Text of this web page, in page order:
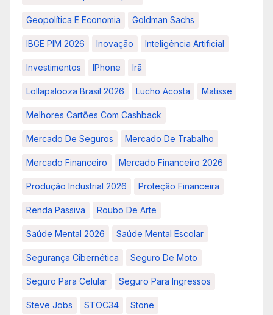
Geopolítica E Economia Goldman Sachs
IBGE PIM 2026 Inovação Inteligência Artificial
Investimentos IPhone Irã
Lollapalooza Brasil 2026 Lucho Acosta Matisse
Melhores Cartões Com Cashback
Mercado De Seguros Mercado De Trabalho
Mercado Financeiro Mercado Financeiro 2026
Produção Industrial 2026 Proteção Financeira
Renda Passiva Roubo De Arte
Saúde Mental 2026 Saúde Mental Escolar
Segurança Cibernética Seguro De Moto
Seguro Para Celular Seguro Para Ingressos
Steve Jobs STOC34 Stone